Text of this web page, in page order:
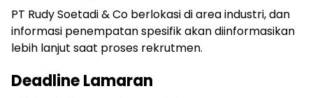
PT Rudy Soetadi & Co berlokasi di area industri, dan
informasi penempatan spesifik akan diinformasikan
lebih lanjut saat proses rekrutmen.
Deadline Lamaran